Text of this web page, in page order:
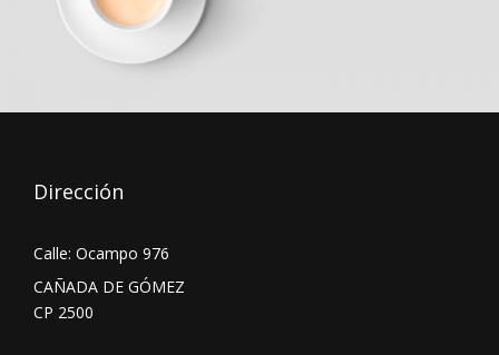
Dirección
Calle: Ocampo 976
CAÑADA DE GÓMEZ
CP 2500